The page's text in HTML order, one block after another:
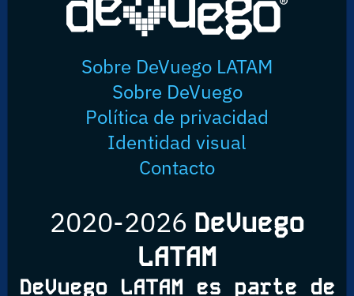
Sobre DeVuego LATAM
Sobre DeVuego
Política de privacidad
Identidad visual
Contacto
2020-2026 DeVuego
LATAM
DeVuego LATAM es parte de